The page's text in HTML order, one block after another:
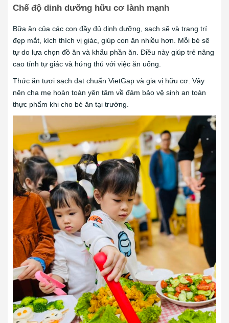
Chế độ dinh dưỡng hữu cơ lành mạnh
Bữa ăn của các con đầy đủ dinh dưỡng, sạch sẽ và trang trí
đẹp mắt, kích thích vị giác, giúp con ăn nhiều hơn. Mỗi bé sẽ
tự do lựa chọn đồ ăn và khẩu phần ăn. Điều này giúp trẻ nâng
cao tính tự giác và hứng thú với việc ăn uống.
Thức ăn tươi sạch đạt chuẩn VietGap và gia vị hữu cơ. Vậy
nên cha mẹ hoàn toàn yên tâm về đảm bảo vệ sinh an toàn
thực phẩm khi cho bé ăn tại trường.